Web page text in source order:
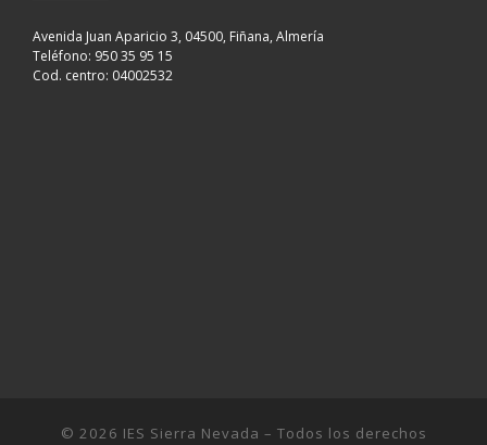
Avenida Juan Aparicio 3, 04500, Fiñana, Almería
Teléfono: 950 35 95 15
Cod. centro: 04002532
© 2026 IES Sierra Nevada – Todos los derechos